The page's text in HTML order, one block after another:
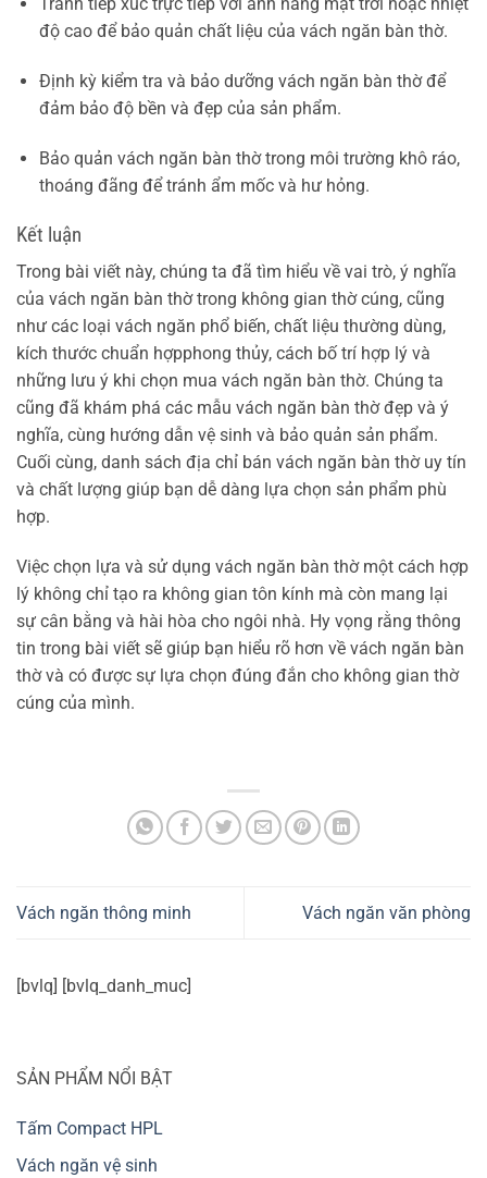
độ cao để bảo quản chất liệu của vách ngăn bàn thờ.
Định kỳ kiểm tra và bảo dưỡng vách ngăn bàn thờ để
đảm bảo độ bền và đẹp của sản phẩm.
Bảo quản vách ngăn bàn thờ trong môi trường khô ráo,
thoáng đãng để tránh ẩm mốc và hư hỏng.
Kết luận
Trong bài viết này, chúng ta đã tìm hiểu về vai trò, ý nghĩa
của vách ngăn bàn thờ trong không gian thờ cúng, cũng
như các loại vách ngăn phổ biến, chất liệu thường dùng,
kích thước chuẩn hợpphong thủy, cách bố trí hợp lý và
những lưu ý khi chọn mua vách ngăn bàn thờ. Chúng ta
cũng đã khám phá các mẫu vách ngăn bàn thờ đẹp và ý
nghĩa, cùng hướng dẫn vệ sinh và bảo quản sản phẩm.
Cuối cùng, danh sách địa chỉ bán vách ngăn bàn thờ uy tín
và chất lượng giúp bạn dễ dàng lựa chọn sản phẩm phù
hợp.
Việc chọn lựa và sử dụng vách ngăn bàn thờ một cách hợp
lý không chỉ tạo ra không gian tôn kính mà còn mang lại
sự cân bằng và hài hòa cho ngôi nhà. Hy vọng rằng thông
tin trong bài viết sẽ giúp bạn hiểu rõ hơn về vách ngăn bàn
thờ và có được sự lựa chọn đúng đắn cho không gian thờ
cúng của mình.
Vách ngăn thông minh Vách ngăn văn phòng
[bvlq] [bvlq_danh_muc]
SẢN PHẨM NỔI BẬT
Tấm Compact HPL
Vách ngăn vệ sinh